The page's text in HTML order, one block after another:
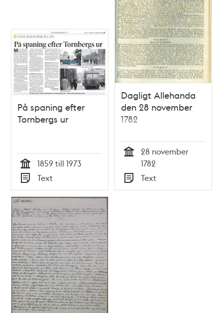
På spaning efter
Tornbergs ur
Tid
1859 till 1973
Typ
Text
Dagligt Allehanda
den 28 november
1782
28 november
1782
Typ
Text